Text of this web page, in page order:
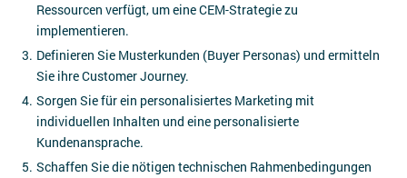
Ressourcen verfügt, um eine CEM-Strategie zu
implementieren.
Definieren Sie Musterkunden (Buyer Personas) und ermitteln
Sie ihre Customer Journey.
Sorgen Sie für ein personalisiertes Marketing mit
individuellen Inhalten und eine personalisierte
Kundenansprache.
Schaffen Sie die nötigen technischen Rahmenbedingungen